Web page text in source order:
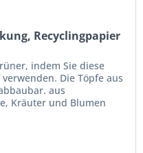
Recyclingpapier
indem Sie diese
Die Töpfe aus
aus
Kräuter und Blumen